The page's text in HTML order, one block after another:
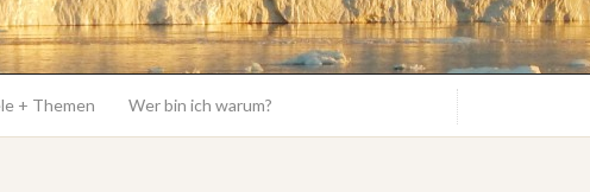
+ Themen Wer bin ich warum?